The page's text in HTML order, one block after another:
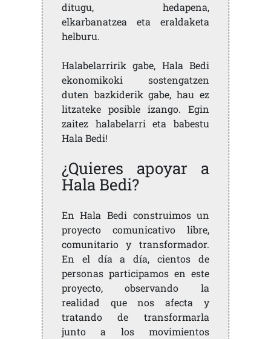
ditugu, hedapena,
elkarbanatzea eta eraldaketa
helburu.
Halabelarririk gabe, Hala Bedi
ekonomikoki sostengatzen
duten bazkiderik gabe, hau ez
litzateke posible izango. Egin
zaitez halabelarri eta babestu
Hala Bedi!
¿Quieres apoyar a
Hala Bedi?
En Hala Bedi construimos un
proyecto comunicativo libre,
comunitario y transformador.
En el día a día, cientos de
personas participamos en este
proyecto, observando la
realidad que nos afecta y
tratando de transformarla
junto a los movimientos